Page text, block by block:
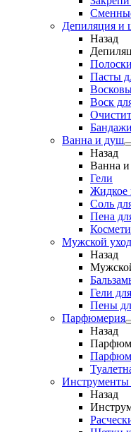
Депиляция и
Назад
Пасты
Воск
Ванна и душ
Назад
Ванна
Гели
Жидкое
Соль
Пена
Мужской
Назад
Гели
Пены
Парфюмерия
Назад
Инструменты
Назад